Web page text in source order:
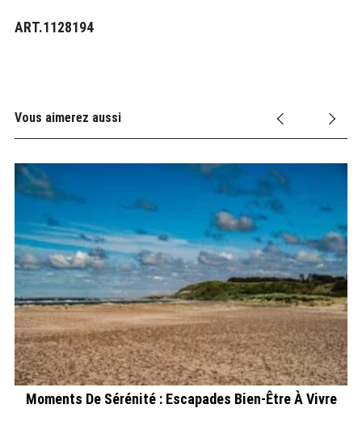
ART.1128194
Vous aimerez aussi
Moments De Sérénité : Escapades Bien-Être À Vivre